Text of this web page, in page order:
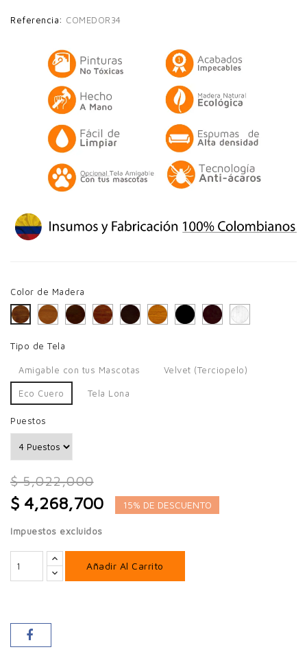
Referencia: COMEDOR34
Color de Madera
AvellanaCarameloCerezo Oscuro
CerezoChocolate
Miel Negro WengueBlanco
Tipo de Tela
Amigable con tus Mascotas Velvet (Terciopelo)
Eco Cuero Tela Lona
Puestos
$ 5,022,000
$ 4,268,700 15% DE DESCUENTO
Impuestos excluidos
Añadir Al Carrito